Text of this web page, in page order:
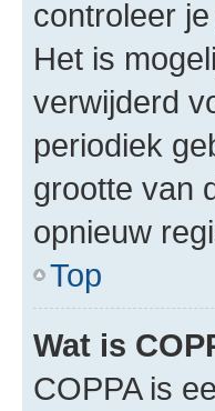
controleer
Het is
verwijderd
periodiek
grootte van
opnieuw
Top
Wat is
COPPA is